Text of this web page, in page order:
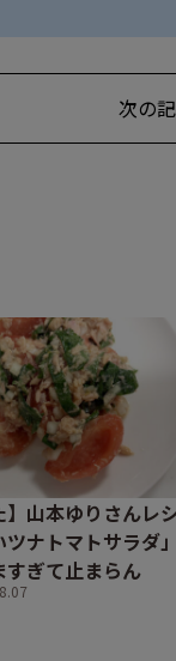
次の
】山本ゆりさんレ
ツナトマトサラ
すぎて止まらん